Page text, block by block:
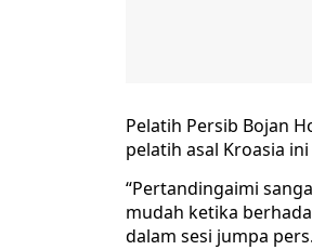
Pelatih Persib Bojan
pelatih asal Kroasia
“Pertandingaimi
mudah ketika
dalam sesi jumpa pers.